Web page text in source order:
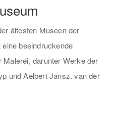
ältesten Museen der
beeindruckende
darunter Werke der
und Aelbert Jansz. van der